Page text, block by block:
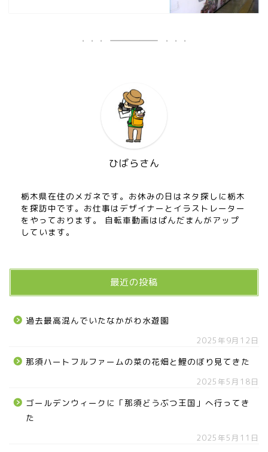
ひばらさん
栃木県在住のメガネです。お休みの日はネタ探しに栃木
を探訪中です。お仕事はデザイナーとイラストレーター
をやっております。 自転車動画はぱんだまんがアップ
しています。
最近の投稿
過去最高混んでいたなかがわ水遊園
2025年9月12日
那須ハートフルファームの菜の花畑と鯉のぼり見てきた
2025年5月18日
ゴールデンウィークに「那須どうぶつ王国」へ行ってき
た
2025年5月11日